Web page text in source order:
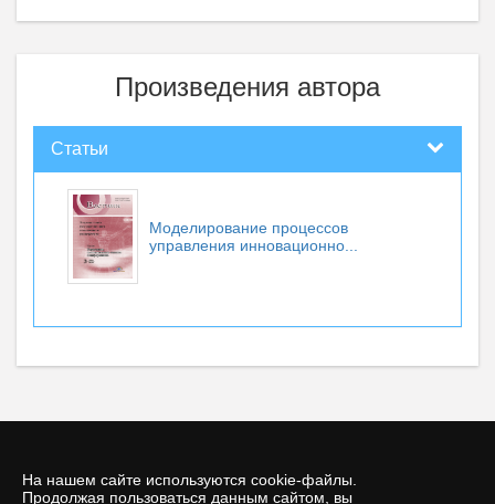
На нашем сайте используются cookie-файлы.
Продолжая пользоваться данным сайтом, вы
Произведения автора
Статьи
Моделирование процессов
управления инновационно...